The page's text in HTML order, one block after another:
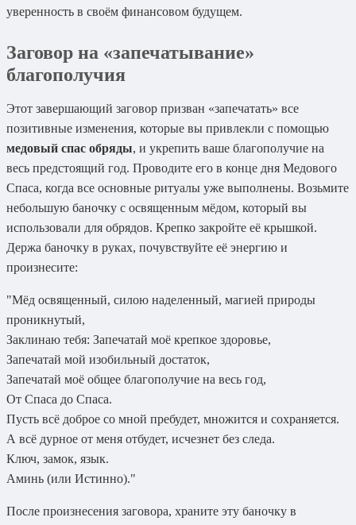
уверенность в своём финансовом будущем.
Заговор на «запечатывание»
благополучия
Этот завершающий заговор призван «запечатать» все
позитивные изменения, которые вы привлекли с помощью
медовый спас обряды, и укрепить ваше благополучие на
весь предстоящий год. Проводите его в конце дня Медового
Спаса, когда все основные ритуалы уже выполнены. Возьмите
небольшую баночку с освященным мёдом, который вы
использовали для обрядов. Крепко закройте её крышкой.
Держа баночку в руках, почувствуйте её энергию и
произнесите:
"Мёд освященный, силою наделенный, магией природы
проникнутый,
Заклинаю тебя: Запечатай моё крепкое здоровье,
Запечатай мой изобильный достаток,
Запечатай моё общее благополучие на весь год,
От Спаса до Спаса.
Пусть всё доброе со мной пребудет, множится и сохраняется.
А всё дурное от меня отбудет, исчезнет без следа.
Ключ, замок, язык.
Аминь (или Истинно)."
После произнесения заговора, храните эту баночку в